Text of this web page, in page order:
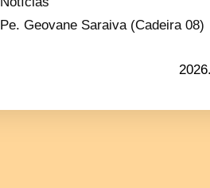
Pe. Geovane Saraiva (Cadeira 08)